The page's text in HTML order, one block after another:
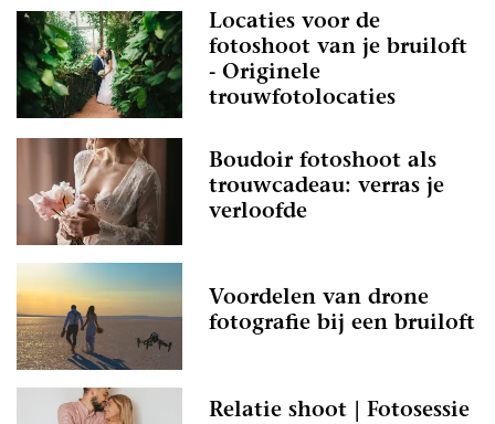
Locaties voor de
fotoshoot van je bruiloft
- Originele
trouwfotolocaties
Boudoir fotoshoot als
trouwcadeau: verras je
verloofde
Voordelen van drone
fotografie bij een bruiloft
Relatie shoot | Fotosessie